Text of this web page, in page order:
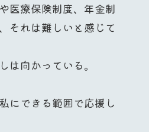
医療保険制度、年金制
それは難しいと感じて
は向かっている。
にできる範囲で応援し